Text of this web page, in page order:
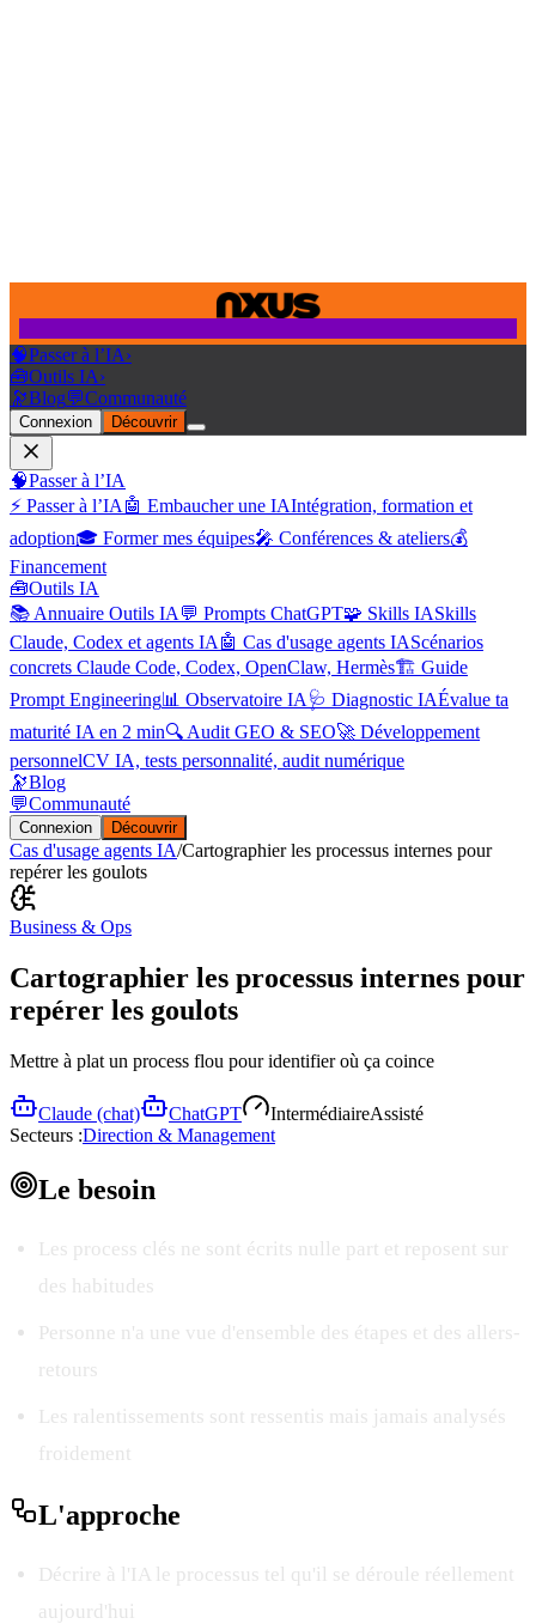
🧠Passer à l’IA›
🧰Outils IA›
🔭Blog💬Communauté
Connexion Découvrir
🧠Passer à l’IA
⚡ Passer à l’IA 🤖 Embaucher une IAIntégration, formation et
adoption🎓 Former mes équipes🎤 Conférences & ateliers💰
Financement
🧰Outils IA
📚 Annuaire Outils IA 💬 Prompts ChatGPT🧩 Skills IASkills
Claude, Codex et agents IA 🤖 Cas d'usage agents IAScénarios
concrets Claude Code, Codex, OpenClaw, Hermès🏗️ Guide
Prompt Engineering📊 Observatoire IA 🩺 Diagnostic IAÉvalue ta
maturité IA en 2 min🔍 Audit GEO & SEO🚀 Développement
personnelCV IA, tests personnalité, audit numérique
🔭Blog
💬Communauté
Connexion Découvrir
Cas d'usage agents IA/Cartographier les processus internes pour
repérer les goulots
Business & Ops
Cartographier les processus internes pour
repérer les goulots
Mettre à plat un process flou pour identifier où ça coince
Claude (chat) ChatGPT IntermédiaireAssisté
Secteurs :Direction & Management
Le besoin
Les process clés ne sont écrits nulle part et reposent sur
des habitudes
Personne n'a une vue d'ensemble des étapes et des allers-
retours
Les ralentissements sont ressentis mais jamais analysés
froidement
L'approche
Décrire à l'IA le processus tel qu'il se déroule réellement
aujourd'hui